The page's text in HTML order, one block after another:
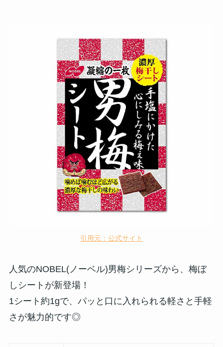
引用元：公式サイト
人気のNOBEL(ノーベル)男梅シリーズから、梅ぼ
しシートが新登場！
1シート約1gで、パッと口に入れられる軽さと手軽
さが魅力的です◎